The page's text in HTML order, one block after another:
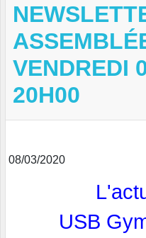
VENDREDI
20H00
08/03/2020
USB